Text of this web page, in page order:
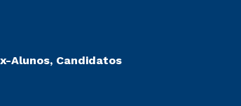
Alunos, Candidatos